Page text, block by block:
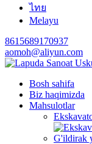
ไทย
Melayu
8615689170937
aomoh@aliyun.com
Bosh sahifa
Biz haqimizda
Mahsulotlar
G'ildirak